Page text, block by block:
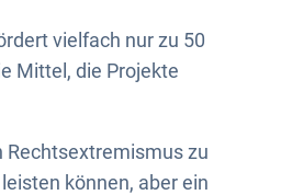
vielfach nur zu 50
Mittel, die Projekte
Rechtsextremismus zu
können, aber ein